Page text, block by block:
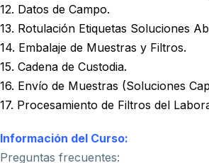
12. Datos de Campo.
13. Rotulación Etiquetas Soluciones
14. Embalaje de Muestras y Filtros.
15. Cadena de Custodia.
16. Envío de Muestras (Soluciones
17. Procesamiento de Filtros del
Información del Curso:
Preguntas frecuentes: